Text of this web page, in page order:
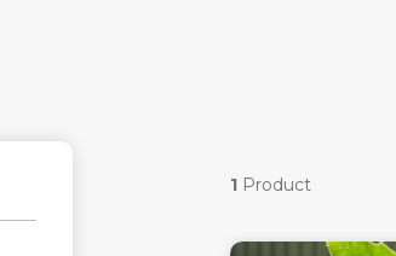
1Product